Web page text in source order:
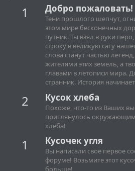
1 Добро пожаловать!
Тени прошлого шепчут,
этом мире бесконечных
путник. Ты взял в руки
строку в великую сагу
слова станут частью
жителями этих земель, а
главами в летописи мира.
странник. История
2 Кусок хлеба
Похоже, что-то из Ваших
приглянулось
хлеба!
1 Кусочек угля
Вы написали своё первое
форуме! Возьмите этот
больше!